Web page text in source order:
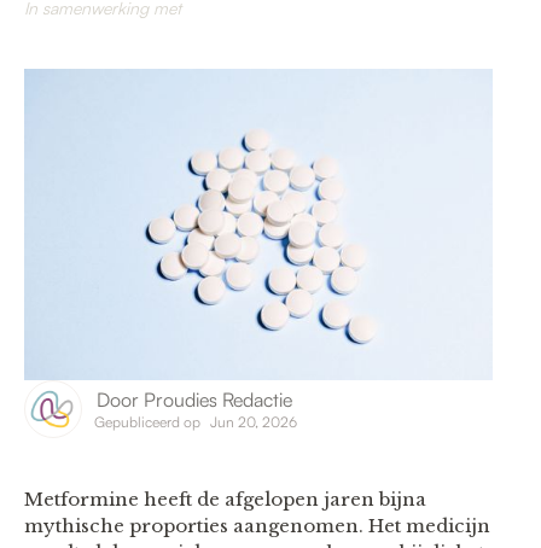
In samenwerking met
Door Proudies Redactie
Gepubliceerd op Jun 20, 2026
Metformine heeft de afgelopen jaren bijna
mythische proporties aangenomen. Het medicijn